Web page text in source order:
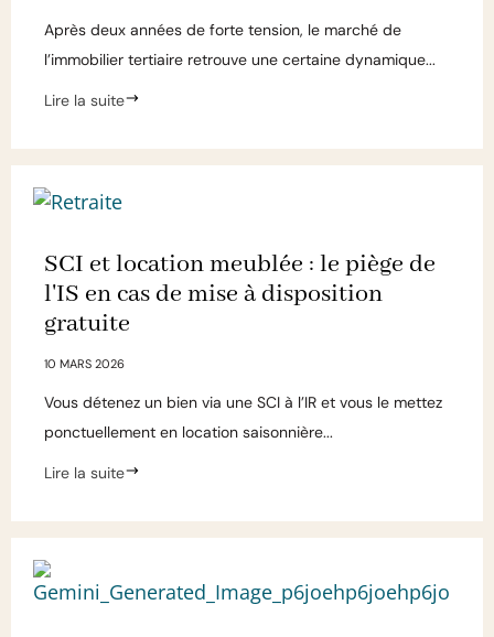
Après deux années de forte tension, le marché de
l’immobilier tertiaire retrouve une certaine dynamique...
Lire la suite
SCI et location meublée : le piège de
l'IS en cas de mise à disposition
gratuite
10 MARS 2026
Vous détenez un bien via une SCI à l’IR et vous le mettez
ponctuellement en location saisonnière...
Lire la suite